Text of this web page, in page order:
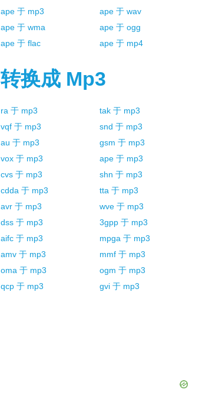
ape 于 mp3 ape 于 wav
ape 于 wma ape 于 ogg
ape 于 flac ape 于 mp4
转换成 Mp3
ra 于 mp3 tak 于 mp3
vqf 于 mp3 snd 于 mp3
au 于 mp3 gsm 于 mp3
vox 于 mp3 ape 于 mp3
cvs 于 mp3 shn 于 mp3
cdda 于 mp3 tta 于 mp3
avr 于 mp3 wve 于 mp3
dss 于 mp3 3gpp 于 mp3
aifc 于 mp3 mpga 于 mp3
amv 于 mp3 mmf 于 mp3
oma 于 mp3 ogm 于 mp3
qcp 于 mp3 gvi 于 mp3